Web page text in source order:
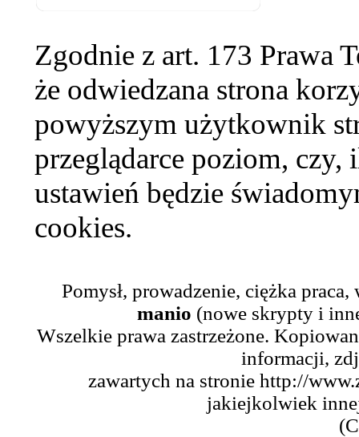
Zgodnie z art. 173 Prawa
że odwiedzana strona
powyższym użytkownik
przeglądarce poziom,
ustawień będzie
cookies.
Pomysł, prowadzenie, ciężka
manio (nowe skrypty i
Wszelkie prawa zastrzeżone.
informacji,
zawartych na stronie http://
jakiejkolwiek